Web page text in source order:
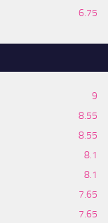
6.75
9
8.55
8.55
8.1
8.1
7.65
7.65